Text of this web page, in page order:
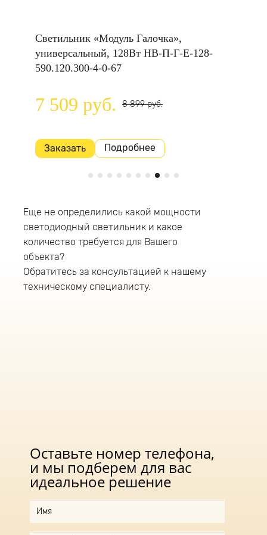
Светильник «Модуль Галочка»,
универсальный, 128Вт НВ-П-Г-Е-128-
590.120.300-4-0-67
7 509 руб. 8 899 руб.
Заказать Подробнее
Еще не определились какой мощности
светодиодный светильник и какое
количество требуется для Вашего
объекта?
Обратитесь за консультацией к нашему
техническому специалисту.
Оставьте номер телефона,
и мы подберем для вас
идеальное решение